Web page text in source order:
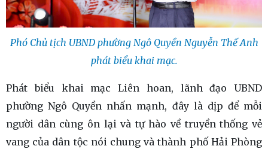
Phó Chủ tịch UBND phường Ngô Quyền Nguyễn Thế Anh
phát biểu khai mạc.
Phát biểu khai mạc Liên hoan, lãnh đạo UBND
phường Ngô Quyền nhấn mạnh, đây là dịp để mỗi
người dân cùng ôn lại và tự hào về truyền thống vẻ
vang của dân tộc nói chung và thành phố Hải Phòng